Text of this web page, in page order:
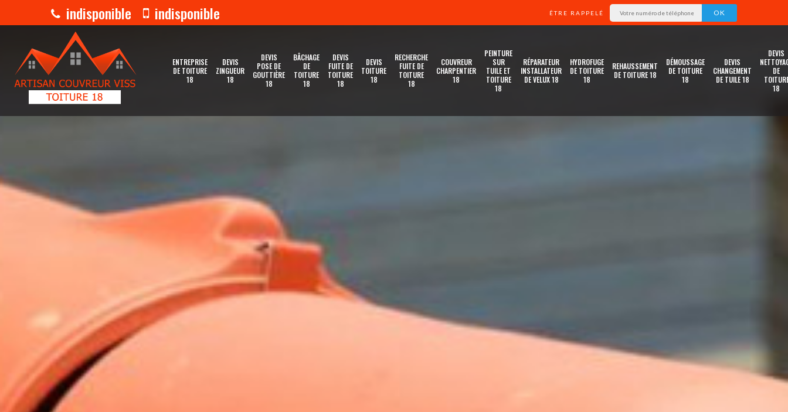
indisponible indisponible ÊTRE RAPPELÉ
ENTREPRISE
DE TOITURE
18
DEVIS
ZINGUEUR
18
DEVIS
POSE DE
GOUTTIÈRE
18
BÂCHAGE
DE
TOITURE
18
DEVIS
FUITE DE
TOITURE
18
DEVIS
TOITURE
18
RECHERCHE
FUITE DE
TOITURE
18
COUVREUR
CHARPENTIER
18
PEINTURE
SUR
TUILE ET
TOITURE
18
RÉPARATEUR
INSTALLATEUR
DE VELUX 18
HYDROFUGE
DE TOITURE
18
REHAUSSEMENT
DE TOITURE 18
DÉMOUSSAGE
DE TOITURE
18
DEVIS
CHANGEMENT
DE TUILE 18
DEVIS
DE
18